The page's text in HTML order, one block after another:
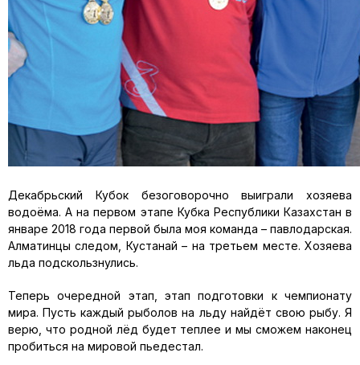
Декабрьский Кубок безоговорочно выиграли хозяева
водоёма. А на первом этапе Кубка Республики Казахстан в
январе 2018 года первой была моя команда – павлодарская.
Алматинцы следом, Кустанай – на третьем месте. Хозяева
льда подскользнулись.
Теперь очередной этап, этап подготовки к чемпионату
мира. Пусть каждый рыболов на льду найдёт свою рыбу. Я
верю, что родной лёд будет теплее и мы сможем наконец
пробиться на мировой пьедестал.